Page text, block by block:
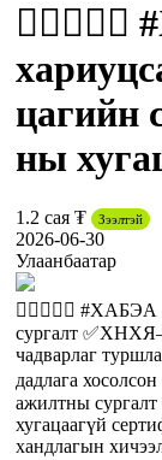
цагийн
ны
1.2 сая ₮ Зээлтэй
2026-06-30
Улаанбаатар
👷‍♂️👷🏻‍♀️ #ХАБЭА
сургалт
чадварлаг
дадлага
ажилтны
хугацаагүй
хандлагын